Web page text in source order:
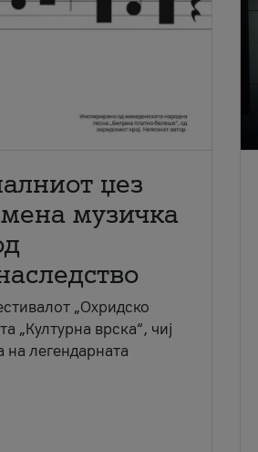
џез
музичка
„Охридско
„Културна врска“, чиј
на легендарната